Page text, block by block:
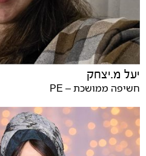
יעל מ.יצחק
חשיפה ממושכת – PE